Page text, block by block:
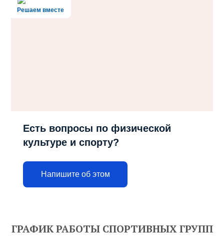
Решаем вместе
Есть вопросы по физической
культуре и спорту?
Напишите об этом
ГРАФИК РАБОТЫ СПОРТИВНЫХ ГРУПП